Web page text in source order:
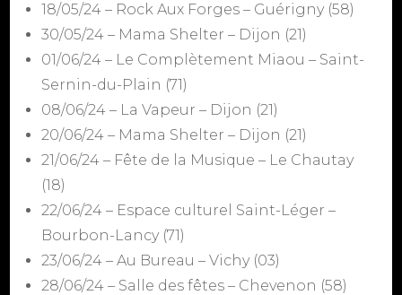
18/05/24 – Rock Aux Forges – Guérigny (58)
30/05/24 – Mama Shelter – Dijon (21)
01/06/24 – Le Complètement Miaou – Saint-
Sernin-du-Plain (71)
08/06/24 – La Vapeur – Dijon (21)
20/06/24 – Mama Shelter – Dijon (21)
21/06/24 – Fête de la Musique – Le Chautay
(18)
22/06/24 – Espace culturel Saint-Léger –
Bourbon-Lancy (71)
23/06/24 – Au Bureau – Vichy (03)
28/06/24 – Salle des fêtes – Chevenon (58)